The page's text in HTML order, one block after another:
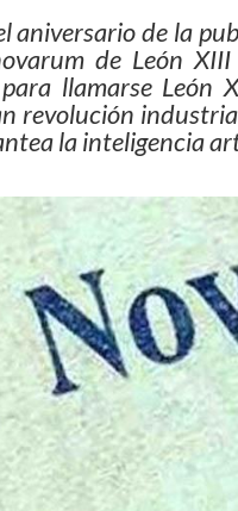
aniversario de la
de León
llamarse León
revolución
la inteligencia